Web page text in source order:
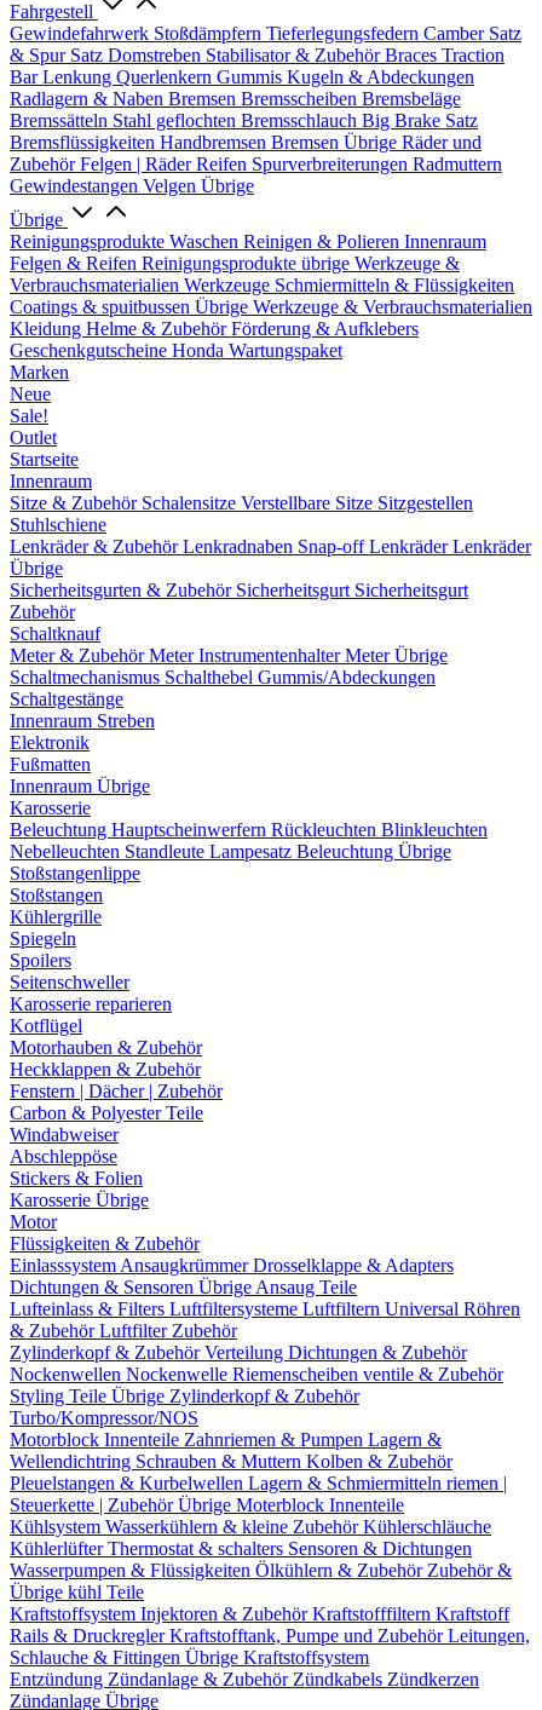
Fahrgestell
Gewindefahrwerk Stoßdämpfern Tieferlegungsfedern Camber Satz
& Spur Satz Domstreben Stabilisator & ZubehörBraces Traction
BarLenkung Querlenkern Gummis Kugeln & Abdeckungen
Radlagern & Naben Bremsen Bremsscheiben Bremsbeläge
Bremssätteln Stahl geflochten Bremsschlauch Big Brake Satz
Bremsflüssigkeiten Handbremsen Bremsen Übrige Räder und
ZubehörFelgen | RäderReifen Spurverbreiterungen Radmuttern
Gewindestangen Velgen Übrige
Übrige
Reinigungsprodukte Waschen Reinigen & Polieren Innenraum
Felgen & Reifen Reinigungsprodukte übrige Werkzeuge &
Verbrauchsmaterialien Werkzeuge Schmiermitteln & Flüssigkeiten
Coatings & spuitbussen Übrige Werkzeuge & Verbrauchsmaterialien
Kleidung Helme & ZubehörFörderung & Aufklebers
Geschenkgutscheine Honda Wartungspaket
Marken
Neue
Sale!
Outlet
Startseite
Innenraum
Sitze & Zubehör Schalensitze Verstellbare Sitze Sitzgestellen
Stuhlschiene
Lenkräder & ZubehörLenkradnaben Snap-offLenkräderLenkräder
Übrige
Sicherheitsgurten & Zubehör Sicherheitsgurt Sicherheitsgurt
Zubehör
Schaltknauf
Meter & ZubehörMeterInstrumentenhalterMeter Übrige
Schaltmechanismus Schalthebel Gummis/Abdeckungen
Schaltgestänge
Innenraum Streben
Elektronik
Fußmatten
Innenraum Übrige
Karosserie
Beleuchtung Hauptscheinwerfern Rückleuchten Blinkleuchten
Nebelleuchten Standleute Lampesatz Beleuchtung Übrige
Stoßstangenlippe
Stoßstangen
Kühlergrille
Spiegeln
Spoilers
Seitenschweller
Karosserie reparieren
Kotflügel
Motorhauben & Zubehör
Heckklappen & Zubehör
Fenstern | Dächer | Zubehör
Carbon & Polyester Teile
Windabweiser
Abschleppöse
Stickers & Folien
Karosserie Übrige
Motor
Flüssigkeiten & Zubehör
Einlasssystem AnsaugkrümmerDrosselklappe & Adapters
Dichtungen & Sensoren Übrige Ansaug Teile
Lufteinlass & Filters Luftfiltersysteme Luftfiltern Universal Röhren
& ZubehörLuftfilter Zubehör
Zylinderkopf & ZubehörVerteilung Dichtungen & Zubehör
Nockenwellen Nockenwelle Riemenscheiben ventile & Zubehör
Styling Teile Übrige Zylinderkopf & Zubehör
Turbo/Kompressor/NOS
Motorblock Innenteile Zahnriemen & Pumpen Lagern &
Wellendichtring Schrauben & Muttern Kolben & Zubehör
Pleuelstangen & Kurbelwellen Lagern & Schmiermitteln riemen |
Steuerkette | ZubehörÜbrige Moterblock Innenteile
Kühlsystem Wasserkühlern & kleine ZubehörKühlerschläuche
KühlerlüfterThermostat & schalters Sensoren & Dichtungen
Wasserpumpen & Flüssigkeiten Ölkühlern & Zubehör Zubehör &
Übrige kühl Teile
Kraftstoffsystem Injektoren & ZubehörKraftstofffiltern Kraftstoff
Rails & DruckreglerKraftstofftank, Pumpe und ZubehörLeitungen,
Schlauche & Fittingen Übrige Kraftstoffsystem
Entzündung Zündanlage & Zubehör Zündkabels Zündkerzen
Zündanlage Übrige